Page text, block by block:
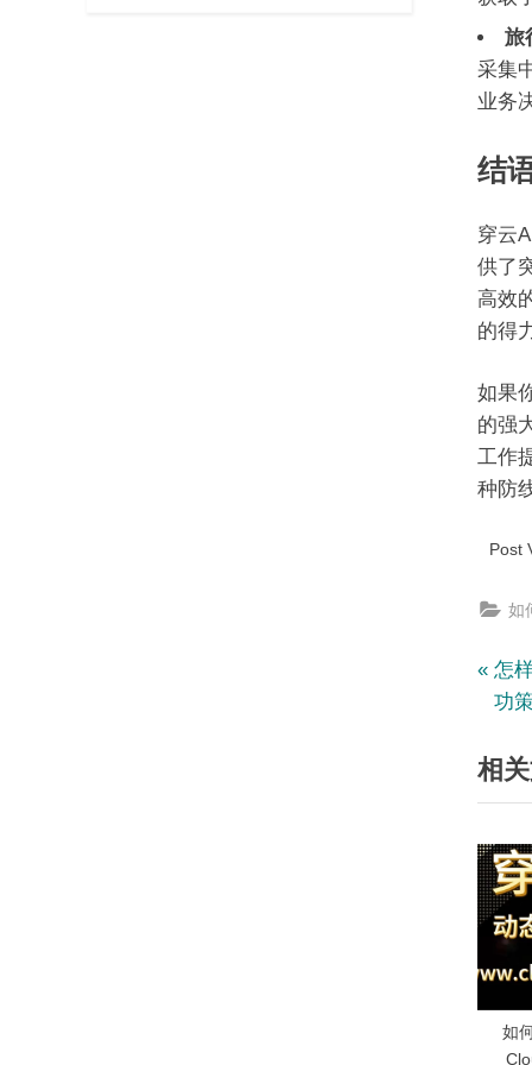
旅
采集
业务
结
穿云
供了
高效
的得
如果
的强
工作
种防
Post
如
文
导
航
P
r
v
i
u
s
P
怎
功
相
如